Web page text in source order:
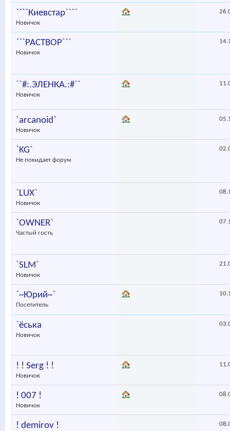
````Киевстар````
Новичок
```PACTBOP```
Новичок
``#:.ЭЛЕНКА.:#``
Новичок
`arcanoid`
Новичок
`KG`
Не покидает форум
`LUX`
Новичок
`OWNER`
Частый гость
`SLM`
Новичок
`~Юрий~`
Посетитель
`ёська
Новичок
! ! Serg ! !
Новичок
! 007 !
Новичок
! demirov !